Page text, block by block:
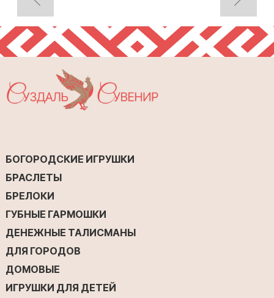
БОГОРОДСКИЕ ИГРУШКИ
БРАСЛЕТЫ
БРЕЛОКИ
ГУБНЫЕ ГАРМОШКИ
ДЕНЕЖНЫЕ ТАЛИСМАНЫ
ДЛЯ ГОРОДОВ
ДОМОВЫЕ
ИГРУШКИ ДЛЯ ДЕТЕЙ